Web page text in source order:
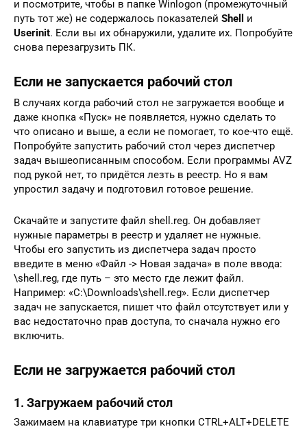
и посмотрите, чтобы в папке Winlogon (промежуточный
путь тот же) не содержалось показателей Shell
и
Userinit. Если вы их обнаружили, удалите их. Попробуйте
снова перезагрузить ПК.
Если не запускается рабочий стол
В случаях когда рабочий стол не загружается вообще и
даже кнопка «Пуск» не появляется, нужно сделать то
что описано и выше, а если не помогает, то кое-что ещё.
Попробуйте запустить рабочий стол через диспетчер
задач вышеописанным способом. Если программы AVZ
под рукой нет, то придётся лезть в реестр. Но я вам
упростил задачу и подготовил готовое решение.
Скачайте и запустите файл shell.reg. Он добавляет
нужные параметры в реестр и удаляет не нужные.
Чтобы его запустить из диспетчера задач просто
введите в меню «Файл -> Новая задача» в поле ввода:
\shell.reg, где путь – это место где лежит файл.
Например: «C:\Downloads\shell.reg». Если диспетчер
задач не запускается, пишет что файл отсутствует или у
вас недостаточно прав доступа, то сначала нужно его
включить.
Если не загружается рабочий стол
1. Загружаем рабочий стол
Зажимаем на клавиатуре три кнопки CTRL+ALT+DELETE